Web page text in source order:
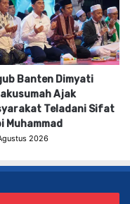
Banten Dimyati
Ajak
Teladani Sifat
Muhammad
2026